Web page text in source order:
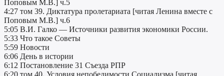
Поповым М.В.] ч.5
4:27 том 39. Диктатура пролетариата [читая Ленина вместе с
Поповым М.В.] ч.6
5:05 В.И. Галко — Источники развития экономики России.
5:33 Что такое Советы
5:59 Новости
6:06 День в истории
6:12 Постановление 31 Съезда РПР